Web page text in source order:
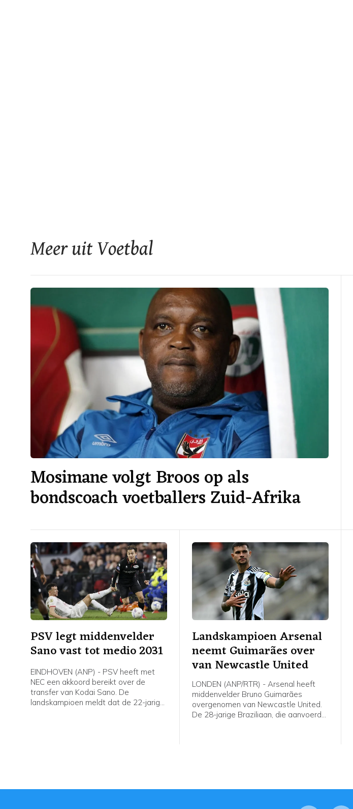
Meer uit Voetbal
Mosimane volgt Broos op als
bondscoach voetballers Zuid-Afrika
PSV legt middenvelder
Sano vast tot medio 2031
EINDHOVEN (ANP) - PSV heeft met
NEC een akkoord bereikt over de
transfer van Kodai Sano. De
landskampioen meldt dat de 22-jarige
Landskampioen Arsenal
neemt Guimarães over
van Newcastle United
LONDEN (ANP/RTR) - Arsenal heeft
middenvelder Bruno Guimarães
overgenomen van Newcastle United.
De 28-jarige Braziliaan, die aanvoerder